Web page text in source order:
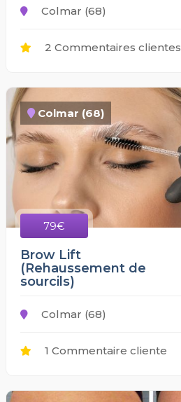
Colmar (68)
2 Commentaires clientes
Colmar (68)
79€
Brow Lift
(Rehaussement de
sourcils)
Colmar (68)
1 Commentaire cliente